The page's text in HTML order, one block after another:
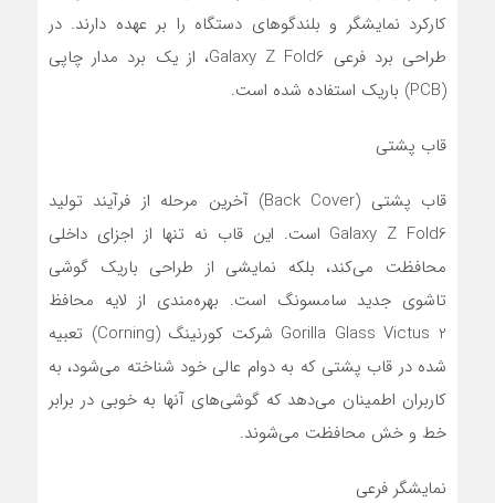
کارکرد نمایشگر و بلندگوهای دستگاه را بر عهده دارند. در
طراحی برد فرعی Galaxy Z Fold6، از یک برد مدار چاپی
(PCB) باریک استفاده شده است.
قاب پشتی
قاب پشتی (Back Cover) آخرین مرحله از فرآیند تولید
Galaxy Z Fold6 است. این قاب نه تنها از اجزای داخلی
محافظت می‌کند، بلکه نمایشی از طراحی باریک گوشی
تاشوی جدید سامسونگ است. بهره‌مندی از لایه محافظ
Gorilla Glass Victus 2 شرکت کورنینگ (Corning) تعبیه
شده در قاب پشتی که به دوام عالی خود شناخته می‌شود، به
کاربران اطمینان می‌دهد که گوشی‌های آنها به خوبی در برابر
خط و خش محافظت می‌شوند.
نمایشگر فرعی